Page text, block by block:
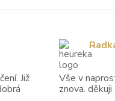
Již
Vše v
znova. děkuji